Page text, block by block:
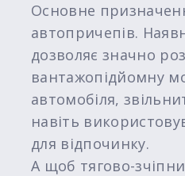
Основне
автопричепів.
дозволяє значно
вантажопідйомну
автомобіля,
навіть
для відпочинку.
А щоб тягово-